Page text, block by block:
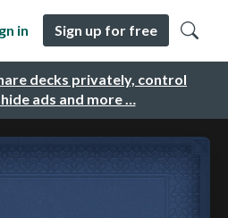
decks privately, control
ads and more …
in Sign up for free